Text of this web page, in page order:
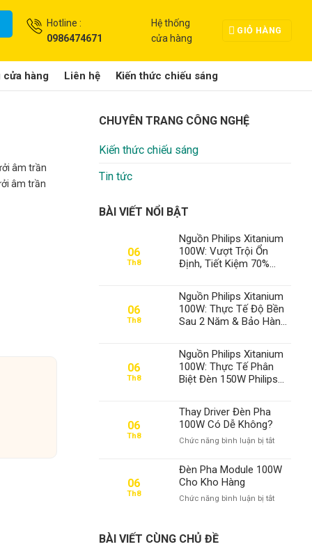
Hotline :
0986474671
Hệ thống
cửa hàng
GIỎ HÀNG
cửa hàng Liên hệ Kiến thức chiếu sáng
âm trần
âm trần
CHUYÊN TRANG CÔNG NGHỆ
Kiến thức chiếu sáng
Tin tức
BÀI VIẾT NỔI BẬT
06
Th8
Nguồn Philips Xitanium
100W: Vượt Trội Ổn
Định, Tiết Kiệm 70%
LED Số 1 Việt Nam
06
Th8
Nguồn Philips Xitanium
100W: Thực Tế Độ Bền
Sau 2 Năm & Bảo Hành
LED – Chuyên Gia Số 1
06
Th8
Nguồn Philips Xitanium
100W: Thực Tế Phân
Biệt Đèn 150W Philips
06
Th8
Thay Driver Đèn Pha
100W Có Dễ Không?
Chức năng bình luận bị tắtở
Driver
Đèn
100W
06
Th8
Đèn Pha Module 100W
Cho Kho Hàng
Chức năng bình luận bị tắtở
BÀI VIẾT CÙNG CHỦ ĐỀ